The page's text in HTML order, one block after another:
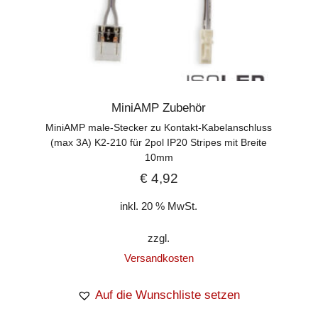
MiniAMP Zubehör
MiniAMP male-Stecker zu Kontakt-Kabelanschluss
(max 3A) K2-210 für 2pol IP20 Stripes mit Breite
10mm
€4,92
inkl. 20 % MwSt.
zzgl.
Versandkosten
Auf die Wunschliste setzen